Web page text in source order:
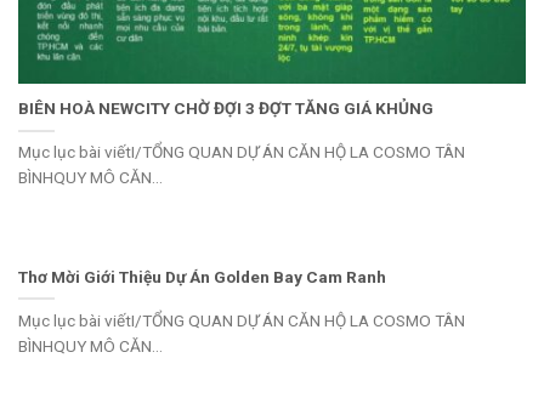
BIÊN HOÀ NEWCITY CHỜ ĐỢI 3 ĐỢT TĂNG GIÁ KHỦNG
Mục lục bài viếtI/TỔNG QUAN DỰ ÁN CĂN HỘ LA COSMO TÂN
BÌNHQUY MÔ CĂN...
Thơ Mời Giới Thiệu Dự Án Golden Bay Cam Ranh
Mục lục bài viếtI/TỔNG QUAN DỰ ÁN CĂN HỘ LA COSMO TÂN
BÌNHQUY MÔ CĂN...